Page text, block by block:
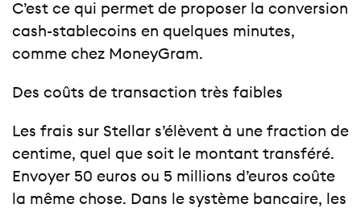
C’est ce qui permet de proposer la conversion
cash-stablecoins en quelques minutes,
comme chez MoneyGram.
Des coûts de transaction très faibles
Les frais sur Stellar s’élèvent à une fraction de
centime, quel que soit le montant transféré.
Envoyer 50 euros ou 5 millions d’euros coûte
la même chose. Dans le système bancaire, les